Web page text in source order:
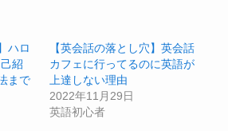
ハロ
紹
まで
【英会話の落とし穴】英会話
カフェに行ってるのに英語が
上達しない理由
2022年11月29日
英語初心者